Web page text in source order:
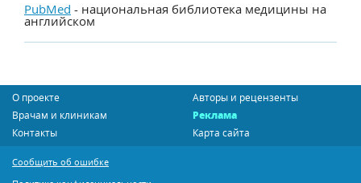
PubMed - национальная библиотека медицины на
английском
О проекте
Авторы и рецензенты
Врачам и клиникам
Реклама
Контакты
Карта сайта
Сообщить об ошибке